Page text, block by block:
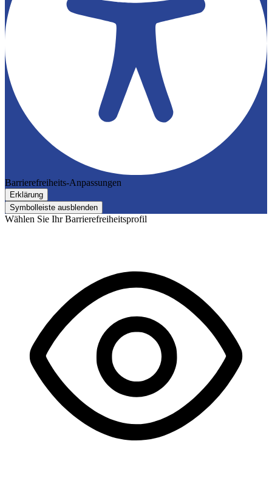
Barrierefreiheits-Anpassungen
Erklärung
Symbolleiste ausblenden
Wählen Sie Ihr Barrierefreiheitsprofil